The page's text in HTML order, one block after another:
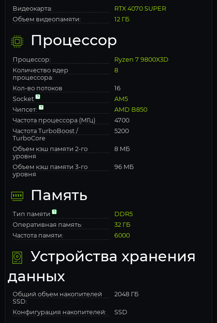
Видеокарта:
RTX 4070 SUPER
Объем видеопамяти:
12 ГБ
Процессор
Процессор:
Ryzen 7 9800X3D
Количество ядер
процессора:
8
Кол-во потоков
16
Socket
AM5
Чипсет:
AMD B850
Частота процессора (МГц)
4700
Частота TurboBoost /
TurboCore
5200
Объем кэш памяти 2-го
уровня
8 МБ
Объем кэш памяти 3-го
уровня
96 МБ
Память
Тип памяти
DDR5
Оперативная память:
32 ГБ
Частота памяти:
6000
Устройства хранения
данных
Общий объем накопителей
SSD:
2048 ГБ
Конфигурация накопителей: SSD